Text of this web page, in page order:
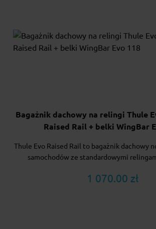
Bagażnik dachowy na relingi Thule
Raised Rail + belki WingBar
Thule Evo Raised Rail to bagażnik dachowy
samochodów ze standardowymi
1 070.00 zł